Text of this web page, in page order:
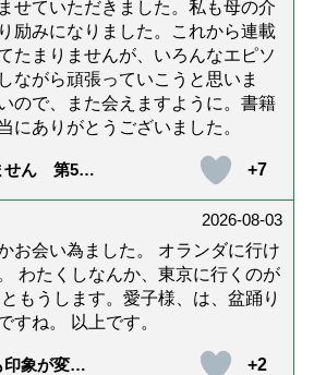
せていただきました。私も母の介
励みになりました。これから連載
たまりませんが、いろんなエピソ
ながら頑張っていこうと思いま
ので、また会えますように。書籍
にありがとうございました。
せん 第500
+7
2026-08-03
お会い為ました。 オランダに行け
わたくしなんか、東京に行くのが
もうします。愛子様、は、盆踊り
すね。 以上です。
印象が変
+2